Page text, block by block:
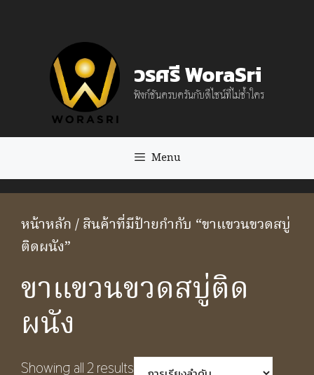
วรศรี WoraSri
ฟังก์ชันครบครันกับดีไซน์ที่ไม่ซ้ำใคร
Menu
หน้าหลัก/ สินค้าที่มีป้ายกำกับ “ขาแขวนขวดสบู่
ติดผนัง”
ขาแขวนขวดสบู่ติด
ผนัง
Showing all 2 results